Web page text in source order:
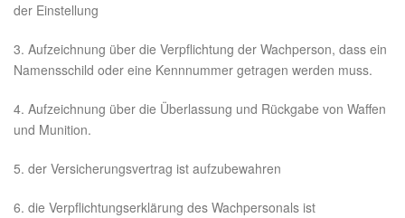
der Einstellung
3. Aufzeichnung über die Verpflichtung der Wachperson, dass ein
Namensschild oder eine Kennnummer getragen werden muss.
4. Aufzeichnung über die Überlassung und Rückgabe von Waffen
und Munition.
5. der Versicherungsvertrag ist aufzubewahren
6. die Verpflichtungserklärung des Wachpersonals ist